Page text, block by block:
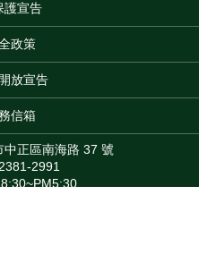
護宣告
政策
放宣告
信箱
正區南海路 37 號
2991